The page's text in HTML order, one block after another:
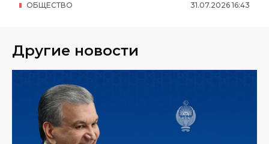
31.07.2026 16:43
ОБЩЕСТВО
Другие новости